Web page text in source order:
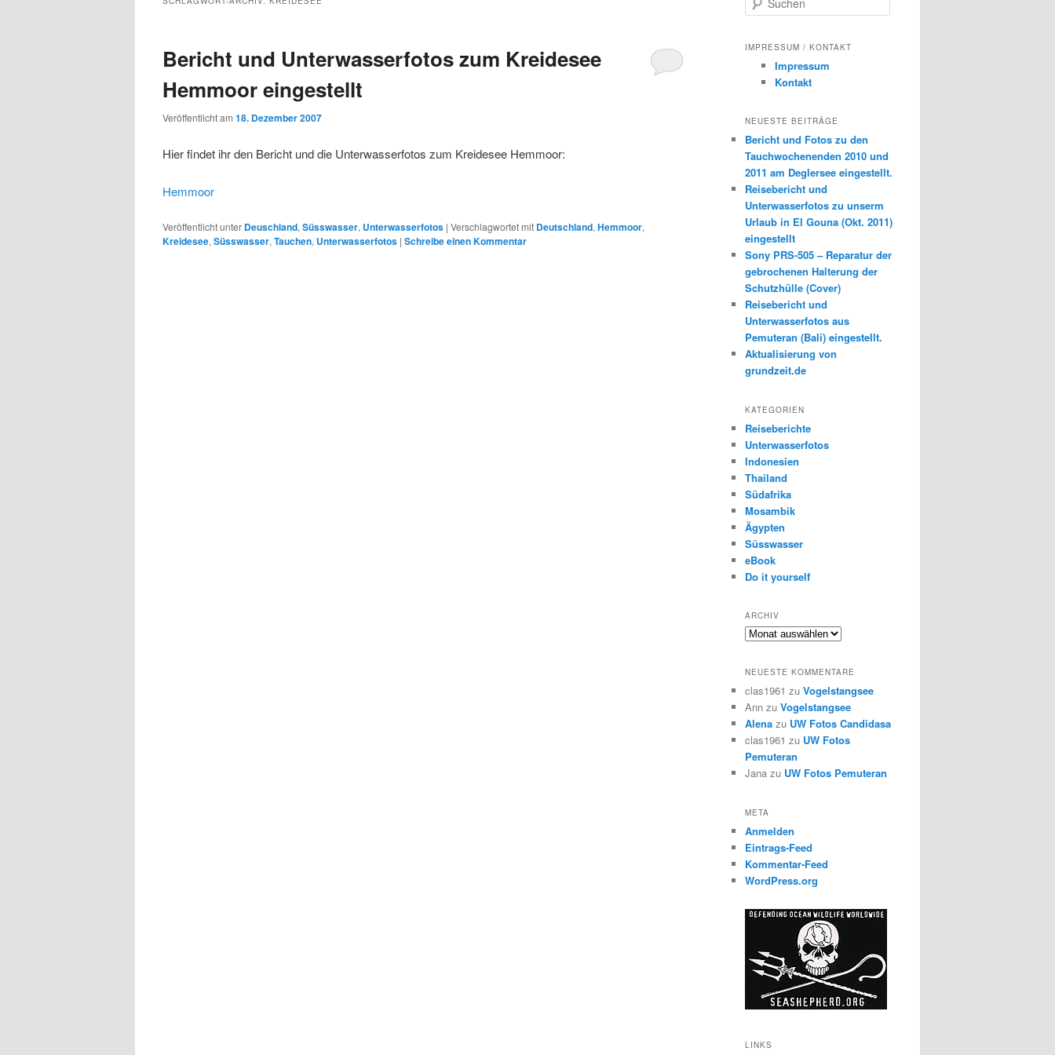
springen
springen
Bericht und Unterwasserfotos zum Kreidesee
Hemmoor eingestellt
Veröffentlicht am 18. Dezember 2007
Hier findet ihr den Bericht und die Unterwasserfotos zum Kreidesee Hemmoor:
Hemmoor
Veröffentlicht unter Deuschland, Süsswasser, Unterwasserfotos | Verschlagwortet mit Deutschland, Hemmoor,
Kreidesee, Süsswasser, Tauchen, Unterwasserfotos | Schreibe einen Kommentar
u
h
IMPRESSUM / KONTAKT
Impressum
Kontakt
NEUESTE BEITRÄGE
Bericht und Fotos zu den
Tauchwochenenden 2010 und
2011 am Deglersee eingestellt.
Reisebericht und
Unterwasserfotos zu unserm
Urlaub in El Gouna (Okt. 2011)
eingestellt
Sony PRS-505 – Reparatur der
gebrochenen Halterung der
Schutzhülle (Cover)
Reisebericht und
Unterwasserfotos aus
Pemuteran (Bali) eingestellt.
Aktualisierung von
grundzeit.de
KATEGORIEN
Reiseberichte
Unterwasserfotos
Indonesien
Thailand
Südafrika
Mosambik
Ägypten
Süsswasser
eBook
Do it yourself
ARCHIV
Archiv
NEUESTE KOMMENTARE
clas1961 zu Vogelstangsee
Ann zu Vogelstangsee
Alena zu UW Fotos Candidasa
clas1961 zu UW Fotos
Pemuteran
Jana zu UW Fotos Pemuteran
META
Anmelden
Eintrags-Feed
Kommentar-Feed
WordPress.org
LINKS